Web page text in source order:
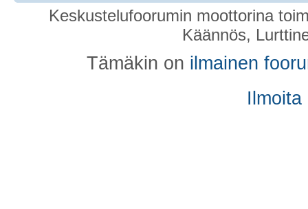
Keskustelufoorumin moottorina
Käännös,
Tämäkin on ilmainen